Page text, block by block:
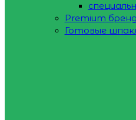
Premium
Готовые